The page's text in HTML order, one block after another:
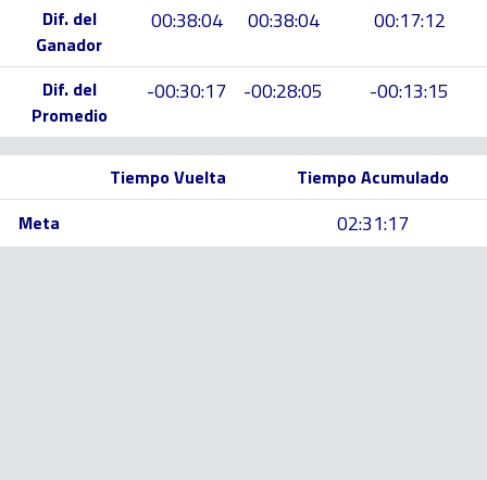
Dif. del
Ganador
00:38:04 00:38:04 00:17:12
Dif. del
Promedio
-00:30:17 -00:28:05 -00:13:15
Tiempo Vuelta
Tiempo Acumulado
Meta
02:31:17